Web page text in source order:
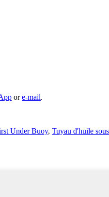
ore-mail.
Under Buoy, Tuyau d'huile